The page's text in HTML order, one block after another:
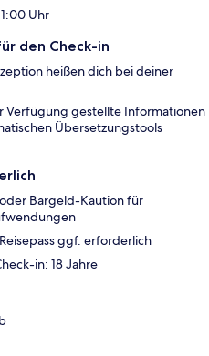
Uhr
den Check-in
heißen dich bei deiner
Verfügung gestellte Informationen
Übersetzungstools
Bargeld-Kaution für
ggf. erforderlich
in: 18 Jahre